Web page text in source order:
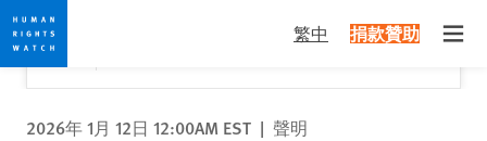
Skip
to
cookie
privacy
notice
Skip
to
main
content
繁中 捐款贊助
Would you like to read this page in English?
Yes
✕
2026年 1月 12日 12:00AM EST | 聲明